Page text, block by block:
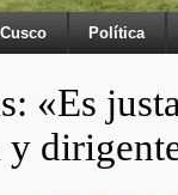
Política
«Es